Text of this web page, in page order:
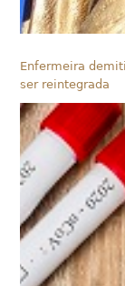
Enfermeira
ser reintegrada